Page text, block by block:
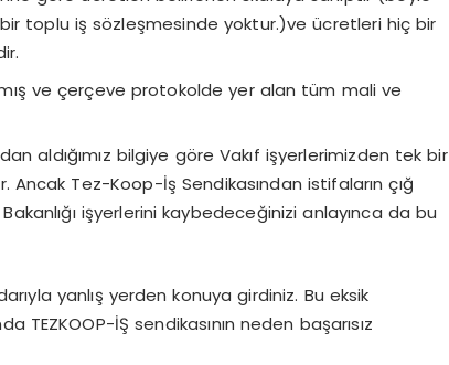
toplu iş sözleşmesinde yoktur.)ve ücretleri hiç bir
ve çerçeve protokolde yer alan tüm mali ve
aldığımız bilgiye göre Vakıf işyerlerimizden tek bir
Tez-Koop-İş Sendikasından istifaların çığ
işyerlerini kaybedeceğinizi anlayınca da bu
yanlış yerden konuya girdiniz. Bu eksik
İŞ sendikasının neden başarısız